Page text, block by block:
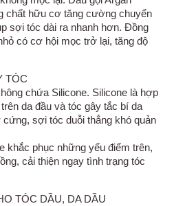
chất hữu cơ tăng cường chuyển
sợi tóc dài ra nhanh hơn. Đồng
có cơ hội mọc trở lại, tăng độ
TÓC
chứa Silicone. Silicone là hợp
da đầu và tóc gây tắc bí da
sợi tóc duỗi thẳng khó quản
khắc phục những yếu điểm trên,
cải thiện ngay tình trạng tóc
TÓC DẦU, DA DẦU